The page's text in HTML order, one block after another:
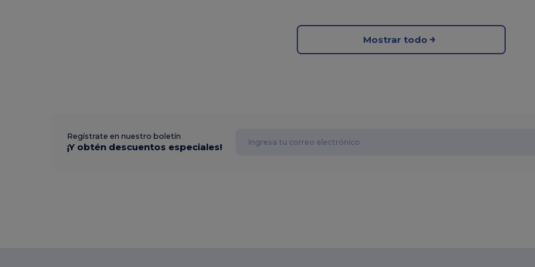
Mostrar todo
Regístrate en nuestro boletín
¡Y obtén descuentos especiales!